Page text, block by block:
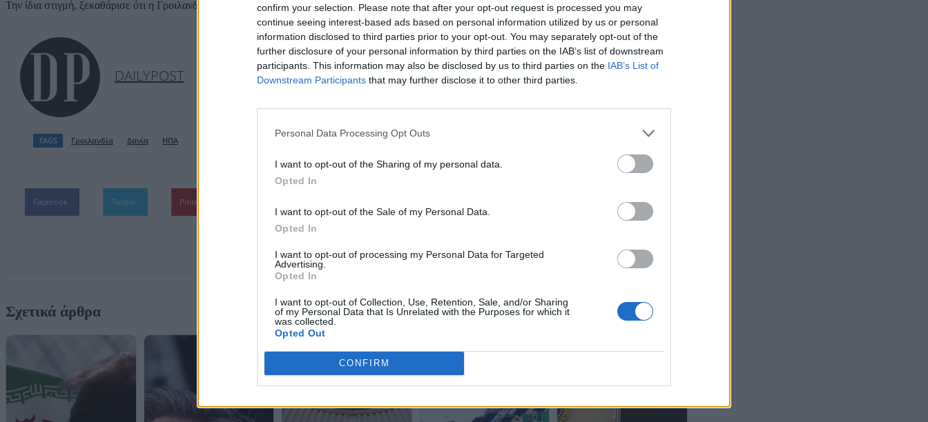
confirm your selection. Please note that after your opt-out request is processed you may
continue seeing interest-based ads based on personal information utilized by us or personal
information disclosed to third parties prior to your opt-out. You may separately opt-out of the
further disclosure of your personal information by third parties on the IAB’s list of downstream
participants. This information may also be disclosed by us to third parties on the IAB’s List of
Downstream Participants that may further disclose it to other third parties.
Personal Data Processing Opt Outs
I want to opt-out of the Sharing of my personal data.
Opted In
I want to opt-out of the Sale of my Personal Data.
Opted In
I want to opt-out of processing my Personal Data for Targeted
Advertising.
Opted In
I want to opt-out of Collection, Use, Retention, Sale, and/or Sharing
of my Personal Data that Is Unrelated with the Purposes for which it
was collected.
Opted Out
CONFIRM
Την ίδια στιγμή, ξεκαθάρισε ότι η Γροιλανδία δεν πρόκειται να αποδεχθεί οποιαδήποτε αμφισβήτηση της κυριαρχίας της.
DAILYPOST
TAGS Γροιλανδία Δανία ΗΠΑ
Facebook Twitter Pinterest
Σχετικά άρθρα